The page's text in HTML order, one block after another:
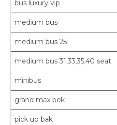
bus luxury vip
medium bus
medium bus 25
medium bus 31,33,35,40 seat
minibus
grand max bok
pick up bak